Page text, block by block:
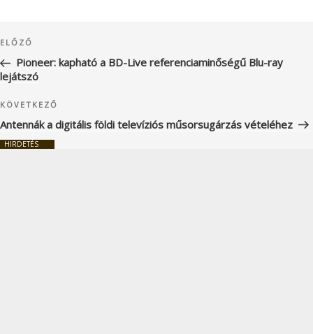
navigáció
Korábbi
bejegyzés
ELŐZŐ
Pioneer: kapható a BD-Live referenciaminőségű Blu-ray
lejátszó
Következő
bejegyzés
KÖVETKEZŐ
Antennák a digitális földi televíziós műsorsugárzás vételéhez
HIRDETÉS